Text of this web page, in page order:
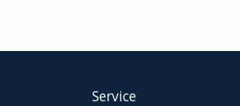
Service